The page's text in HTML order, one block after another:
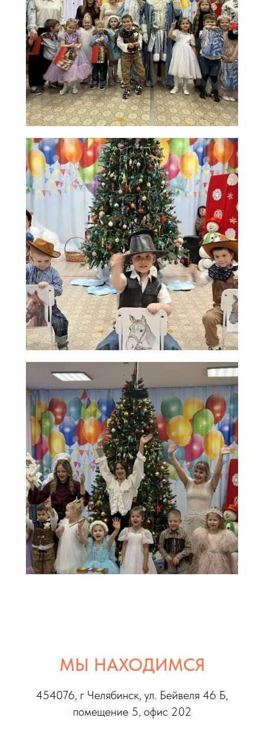
МЫ НАХОДИМСЯ
454076, г Челябинск, ул. Бейвеля 46 Б,
помещение 5, офис 202